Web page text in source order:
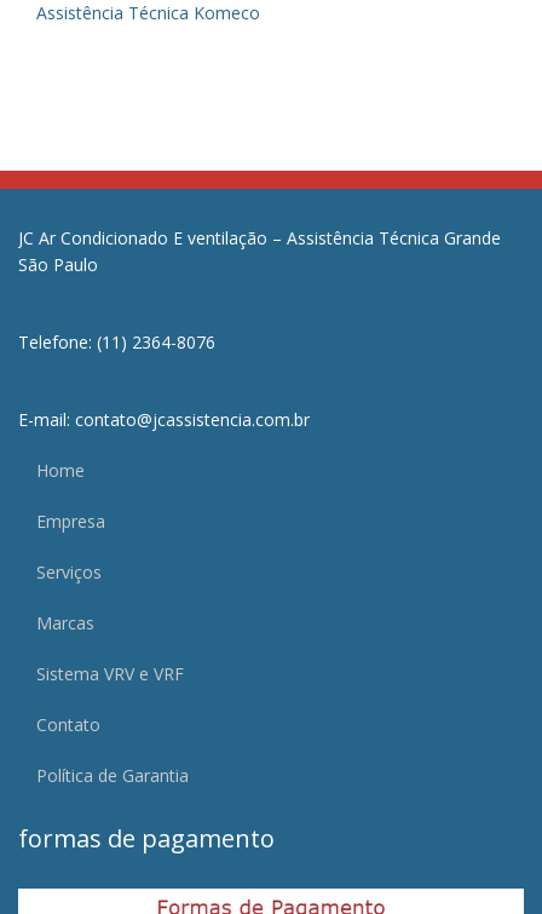
Assistência Técnica Komeco
JC Ar Condicionado E ventilação – Assistência Técnica Grande
São Paulo
Telefone: (11) 2364-8076
E-mail: contato@jcassistencia.com.br
Home
Empresa
Serviços
Marcas
Sistema VRV e VRF
Contato
Política de Garantia
formas de pagamento